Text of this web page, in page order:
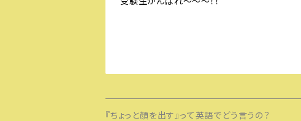
『ちょっと顔を出す』って英語でどう言うの？